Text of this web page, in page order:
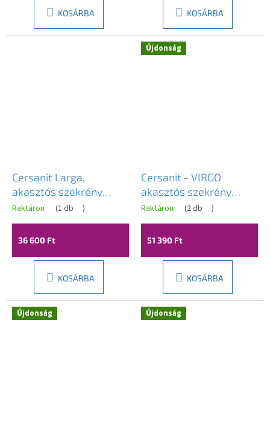
KOSÁRBA KOSÁRBA
Cersanit Larga,
akasztós szekrény
40cm, matt szürke,
S932-003
Raktáron (1 db )
36 600 Ft
KOSÁRBA
Újdonság
Cersanit - VIRGO
akasztós szekrény
40cm, szürke-króm,
S522-037
Raktáron (2 db )
51 390 Ft
KOSÁRBA
Újdonság Újdonság